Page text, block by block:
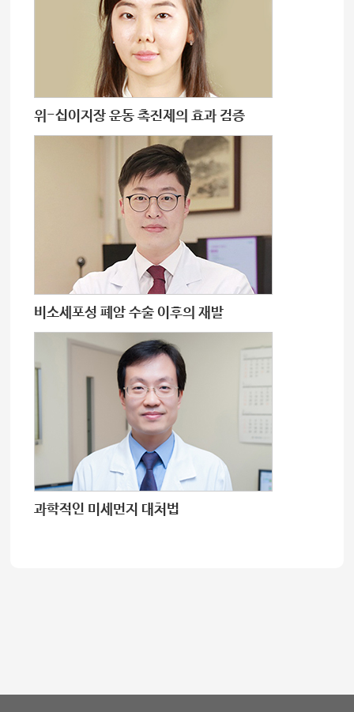
위-십이지장 운동 촉진제의 효과 검증
비소세포성 폐암 수술 이후의 재발
과학적인 미세먼지 대처법